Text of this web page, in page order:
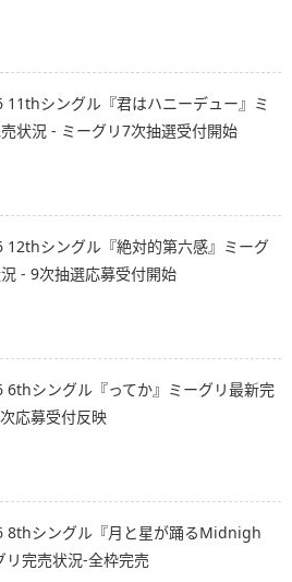
11thシングル『君はハニーデュー』ミ
状況 - ミーグリ7次抽選受付開始
12thシングル『絶対的第六感』ミーグ
- 9次抽選応募受付開始
6thシングル『ってか』ミーグリ最新完
応募受付反映
8thシングル『月と星が踊るMidnigh
リ完売状況-全枠完売